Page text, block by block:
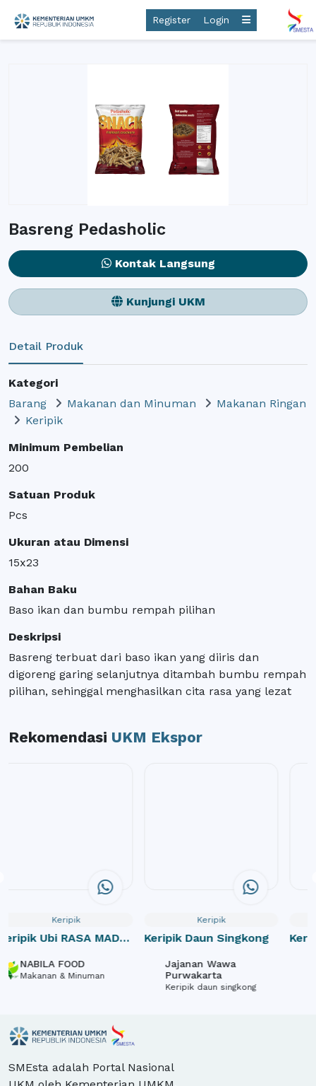
Register Login
Basreng Pedasholic
Kontak Langsung
Kunjungi UKM
Detail Produk
Kategori
Barang
Makanan dan Minuman
Makanan Ringan
Keripik
Minimum Pembelian
200
Satuan Produk
Pcs
Ukuran atau Dimensi
15x23
Bahan Baku
Baso ikan dan bumbu rempah pilihan
Deskripsi
Basreng terbuat dari baso ikan yang diiris dan
digoreng garing selanjutnya ditambah bumbu rempah
pilihan, sehinggal menghasilkan cita rasa yang lezat
Rekomendasi UKM Ekspor
Keripik
Ubi RASA MADU
Potato Chips)
NABILA FOOD
Makanan & Minuman
Keripik
Keripik Daun Singkong
Jajanan Wawa
Purwakarta
Keripik daun singkong
SMEsta adalah Portal Nasional